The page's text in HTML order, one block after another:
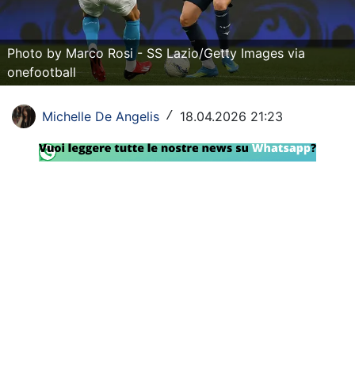
Altri Sport
Formula 1
Vela
SHOP LAZIO
Photo by Marco Rosi - SS Lazio/Getty Images via
onefootball
Michelle De Angelis / 18.04.2026 21:23